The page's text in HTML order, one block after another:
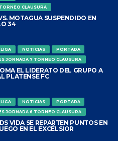
CLAUSURA
MOTAGUA SUSPENDIDO EN
34
LIGA NOTICIAS
PORTADA
JORNADA 7 TORNEO CLAUSURA
EL LIDERATO DEL GRUPO A
PLATENSE FC
LIGA NOTICIAS
PORTADA
JORNADA 6 TORNEO CLAUSURA
VIDA SE REPARTEN PUNTOS EN
EN EL EXCÉLSIOR